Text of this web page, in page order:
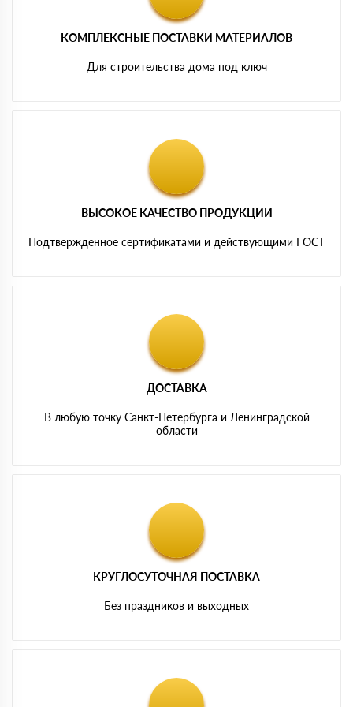
КОМПЛЕКСНЫЕ ПОСТАВКИ МАТЕРИАЛОВ
Для строительства дома под ключ
ВЫСОКОЕ КАЧЕСТВО ПРОДУКЦИИ
Подтвержденное сертификатами и действующими ГОСТ
ДОСТАВКА
В любую точку Санкт-Петербурга и Ленинградской
области
КРУГЛОСУТОЧНАЯ ПОСТАВКА
Без праздников и выходных